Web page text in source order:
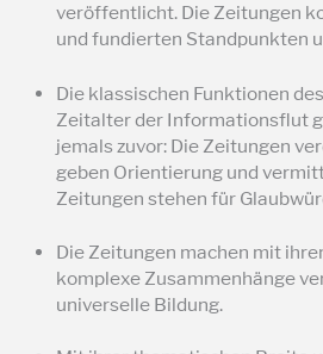
veröffentlicht. Die Zeitungen
und fundierten Standpunkten
Die klassischen Funktionen
Zeitalter der Informationsflut
jemals zuvor: Die Zeitungen
geben Orientierung und
Zeitungen stehen für
Die Zeitungen machen mit
komplexe Zusammenhänge
universelle Bildung.